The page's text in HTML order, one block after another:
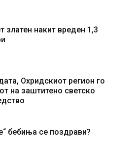
златен накит вреден 1,3
Охридскиот регион го
на заштитено светско
бебиња се поздрави?